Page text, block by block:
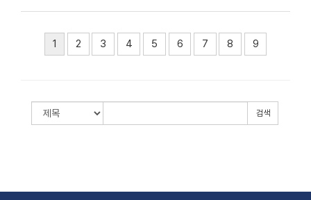
1 2 3 4 5 6 7 8 9
검색